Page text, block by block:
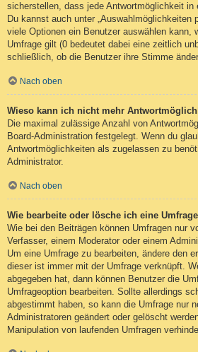
sicherstellen, dass jede Antwortmöglichkeit in
Du kannst auch unter „Auswahlmöglichkeiten
viele Optionen ein Benutzer auswählen kann,
Umfrage gilt (0 bedeutet dabei eine zeitlich
schließlich, ob die Benutzer ihre Stimme
Nach oben
Wieso kann ich nicht mehr
Die maximal zulässige Anzahl von
Board-Administration festgelegt. Wenn du
Antwortmöglichkeiten als zugelassen zu
Administrator.
Nach oben
Wie bearbeite oder lösche ich eine
Wie bei den Beiträgen können Umfragen nur
Verfasser, einem Moderator oder einem
Um eine Umfrage zu bearbeiten, ändere den
dieser ist immer mit der Umfrage verknüpft.
abgegeben hat, dann können Benutzer die
Umfrageoption bearbeiten. Sollte allerdings
abgestimmt haben, so kann die Umfrage nur
Administratoren geändert oder gelöscht
Manipulation von laufenden Umfragen